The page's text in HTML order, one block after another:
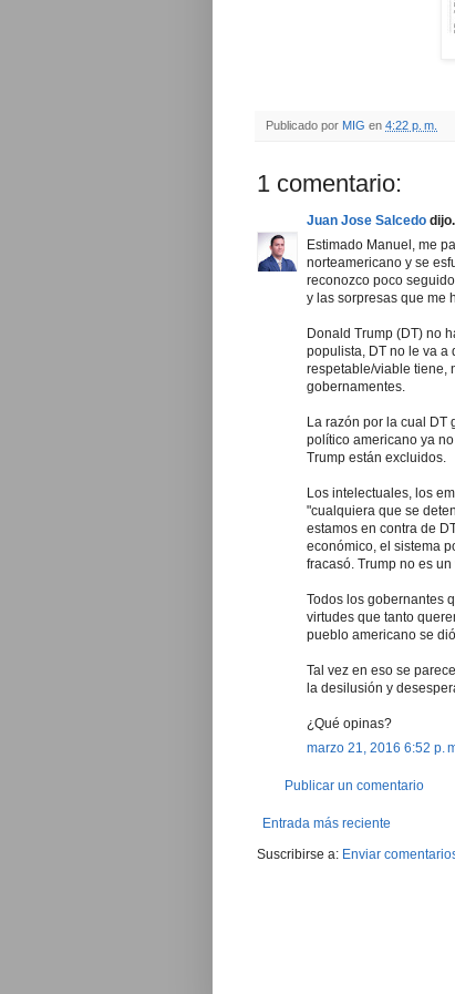
Publicado por MIG en 4:22 p. m.
1 comentario:
Juan Jose Salcedo
Estimado Manuel, me
norteamericano y se
reconozco poco
y las sorpresas que me
Donald Trump (DT) no
populista, DT no le va
respetable/viable tiene,
gobernamentes.
La razón por la cual DT
político americano ya
Trump están excluidos.
Los intelectuales, los
"cualquiera que se
estamos en contra de
económico, el sistema
fracasó. Trump no es
Todos los gobernantes
virtudes que tanto
pueblo americano se
Tal vez en eso se
la desilusión y
¿Qué opinas?
marzo 21, 2016 6:52 p.
Publicar un comentario
Entrada más reciente
Suscribirse a: Enviar